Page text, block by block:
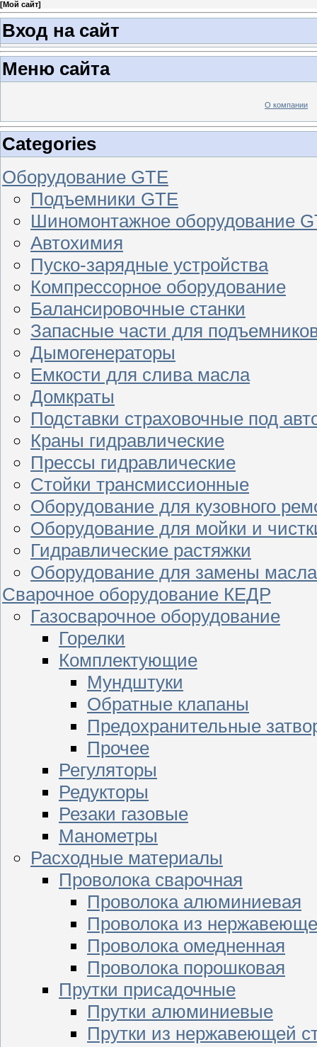
[Мой сайт]
Вход на сайт
Меню сайта
О компании
Categories
Оборудование GTE
Подъемники GTE
Шиномонтажное оборудование
Автохимия
Пуско-зарядные устройства
Компрессорное оборудование
Балансировочные станки
Запасные части для
Дымогенераторы
Емкости для слива масла
Домкраты
Подставки страховочные под
Краны гидравлические
Прессы гидравлические
Стойки трансмиссионные
Оборудование для кузовного
Оборудование для мойки и
Гидравлические растяжки
Оборудование для замены масла
Сварочное оборудование КЕДР
Газосварочное оборудование
Горелки
Комплектующие
Мундштуки
Обратные клапаны
Предохранительные
Прочее
Регуляторы
Редукторы
Резаки газовые
Манометры
Расходные материалы
Проволока сварочная
Проволока алюминиевая
Проволока из
Проволока омедненная
Проволока порошковая
Прутки присадочные
Прутки алюминиевые
Прутки из нержавеющей